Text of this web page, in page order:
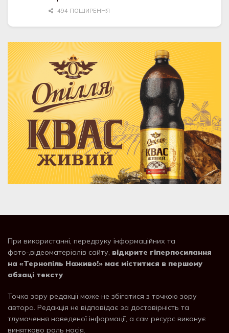
494 ПОШИРЕННЯ
При використанні, передруку інформаційних та
фото-,відеоматеріалів сайту, відкрите гіперпосилання
на «Тернопіль Наживо!» має міститися в першому
абзаці тексту.
Точка зору редакції може не збігатися з точкою зору
автора. Редакція не відповідає за достовірність та
тлумачення наведеної інформації, а сам ресурс виконує
винятково роль носія.